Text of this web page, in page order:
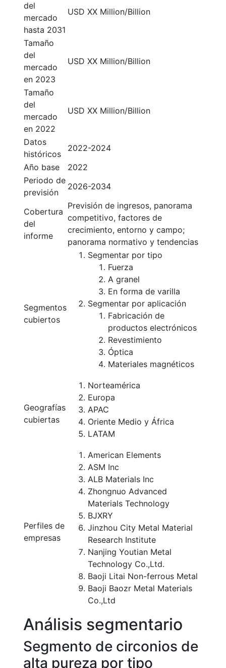
del
mercado
hasta 2031
USD XX Million/Billion
Tamaño
del
mercado
en 2023
USD XX Million/Billion
Tamaño
del
mercado
en 2022
USD XX Million/Billion
Datos
históricos
2022-2024
Año base
2022
Periodo de
previsión
2026-2034
Cobertura
del
informe
Previsión de ingresos, panorama
competitivo, factores de
crecimiento, entorno y campo;
panorama normativo y tendencias
Segmentos
cubiertos
Segmentar por tipo
Fuerza
A granel
En forma de varilla
Segmentar por aplicación
Fabricación de
productos electrónicos
Revestimiento
Óptica
Materiales magnéticos
Geografías
cubiertas
Norteamérica
Europa
APAC
Oriente Medio y África
LATAM
Perfiles de
empresas
American Elements
ASM Inc
ALB Materials Inc
Zhongnuo Advanced
Materials Technology
BJXRY
Jinzhou City Metal Material
Research Institute
Nanjing Youtian Metal
Technology Co.,Ltd.
Baoji Litai Non-ferrous Metal
Baoji Baozr Metal Materials
Co.,Ltd
Análisis segmentario
Segmento de circonios de
alta pureza por tipo